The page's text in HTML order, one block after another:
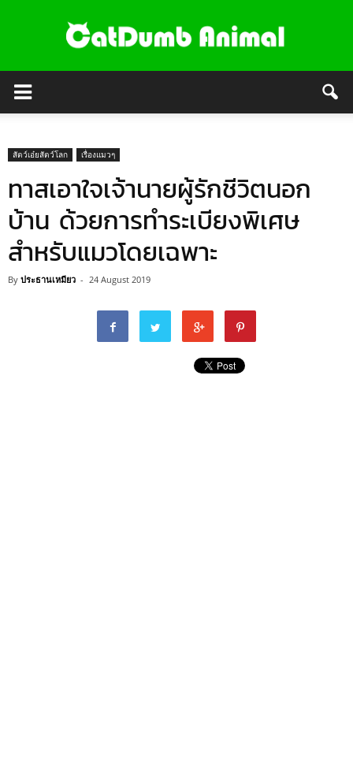
สัตว์เอ๋ยสัตว์โลก เรื่องแมวๆ
ทาสเอาใจเจ้านายผู้รักชีวิตนอก
บ้าน ด้วยการทำระเบียงพิเศษ
สำหรับแมวโดยเฉพาะ
By ประธานเหมียว - 24 August 2019